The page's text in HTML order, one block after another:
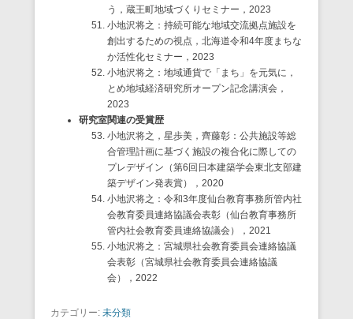
う，蔵王町地域づくりセミナー，2023
小地沢将之：持続可能な地域交流拠点施設を
創出するための視点，北海道令和4年度まちな
か活性化セミナー，2023
小地沢将之：地域通貨で「まち」を元気に，
とめ地域経済研究所オープン記念講演会，
2023
研究室関連の受賞歴
小地沢将之，星歩美，齊藤彰：公共施設等総
合管理計画に基づく施設の複合化に際しての
プレデザイン（第6回日本建築学会東北支部建
築デザイン発表賞），2020
小地沢将之：令和3年度仙台教育事務所管内社
会教育委員連絡協議会表彰（仙台教育事務所
管内社会教育委員連絡協議会），2021
小地沢将之：宮城県社会教育委員会連絡協議
会表彰（宮城県社会教育委員会連絡協議
会），2022
カテゴリー: 未分類